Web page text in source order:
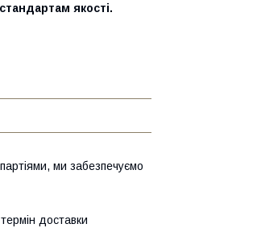
якості.
ми забезпечуємо
доставки